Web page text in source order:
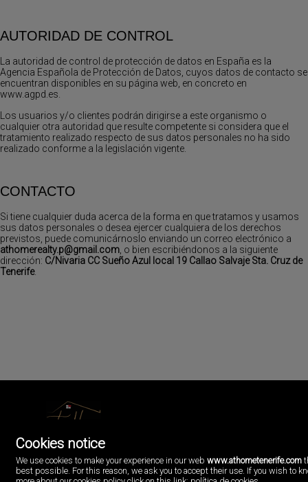
AUTORIDAD DE CONTROL
La autoridad de control de protección de datos en España es la
Agencia Española de Protección de Datos, cuyos datos de contacto se
encuentran disponibles en su página web, en concreto en
www.agpd.es.
Los usuarios y/o clientes podrán dirigirse a este organismo o
cualquier otra autoridad que resulte competente si considera que el
tratamiento realizado respecto de sus datos personales no ha sido
realizado conforme a la legislación vigente.
CONTACTO
Si tiene cualquier duda acerca de la forma en que tratamos y usamos
sus datos personales o desea ejercer cualquiera de los derechos
previstos, puede comunicárnoslo enviando un correo electrónico a
athomerealty.p@gmail.com , o bien escribiéndonos a la siguiente
dirección: C/Nivaria CC Sueño Azul local 19 Callao Salvaje Sta. Cruz de
Tenerife.
AtHome Luxury Realty
C/Nivaria CC Sueño Azul local 19
Callao Salvaje, Sta. Cruz de Tenerife
Испания
Cookies notice
We use cookies to make your experience in our web www.athometenerife.com
best possible. For this reason, we ask you to accept their use. If you wish to